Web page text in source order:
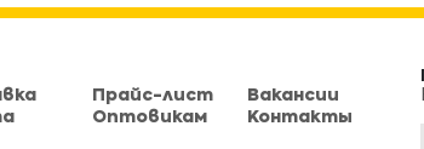
Прайс-лист
Оптовикам
Вакансии
Контакты